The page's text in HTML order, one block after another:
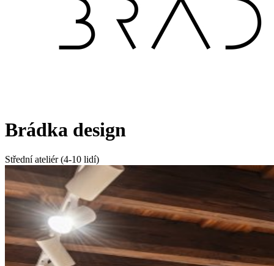
Brádka design
Střední ateliér (4-10 lidí)